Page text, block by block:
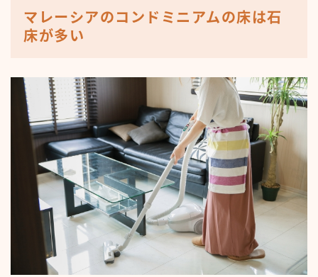
マレーシアのコンドミニアムの床は石
床が多い